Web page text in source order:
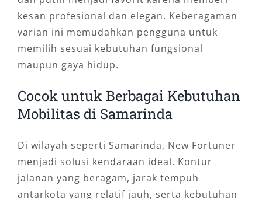
kesan profesional dan elegan. Keberagaman
varian ini memudahkan pengguna untuk
memilih sesuai kebutuhan fungsional
maupun gaya hidup.
Cocok untuk Berbagai Kebutuhan
Mobilitas di Samarinda
Di wilayah seperti Samarinda, New Fortuner
menjadi solusi kendaraan ideal. Kontur
jalanan yang beragam, jarak tempuh
antarkota yang relatif jauh, serta kebutuhan